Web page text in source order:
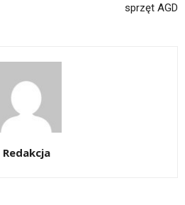
sprzęt AGD
Redakcja